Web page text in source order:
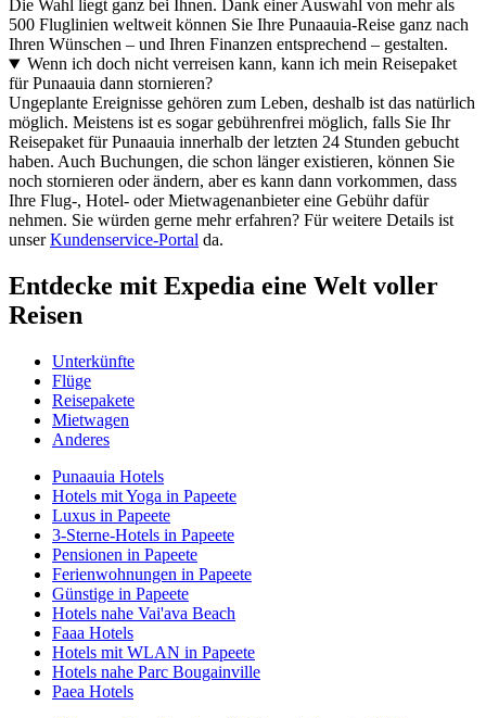
Die Wahl liegt ganz bei Ihnen. Dank einer Auswahl von mehr als
500 Fluglinien weltweit können Sie Ihre Punaauia-Reise ganz nach
Ihren Wünschen – und Ihren Finanzen entsprechend – gestalten.
Wenn ich doch nicht verreisen kann, kann ich mein Reisepaket
für Punaauia dann stornieren?
Ungeplante Ereignisse gehören zum Leben, deshalb ist das natürlich
möglich. Meistens ist es sogar gebührenfrei möglich, falls Sie Ihr
Reisepaket für Punaauia innerhalb der letzten 24 Stunden gebucht
haben. Auch Buchungen, die schon länger existieren, können Sie
noch stornieren oder ändern, aber es kann dann vorkommen, dass
Ihre Flug-, Hotel- oder Mietwagenanbieter eine Gebühr dafür
nehmen. Sie würden gerne mehr erfahren? Für weitere Details ist
unserKundenservice-Portal da.
Entdecke mit Expedia eine Welt voller
Reisen
Unterkünfte
Flüge
Reisepakete
Mietwagen
Anderes
Punaauia Hotels
Hotels mit Yoga in Papeete
Luxus in Papeete
3-Sterne-Hotels in Papeete
Pensionen in Papeete
Ferienwohnungen in Papeete
Günstige in Papeete
Hotels nahe Vai'ava Beach
Faaa Hotels
Hotels mit WLAN in Papeete
Hotels nahe Parc Bougainville
Paea Hotels